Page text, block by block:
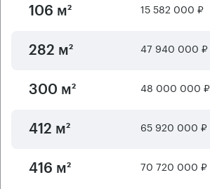
106 м² 15 582 000 ₽
282 м² 47 940 000 ₽
300 м² 48 000 000 ₽
412 м² 65 920 000 ₽
416 м² 70 720 000 ₽